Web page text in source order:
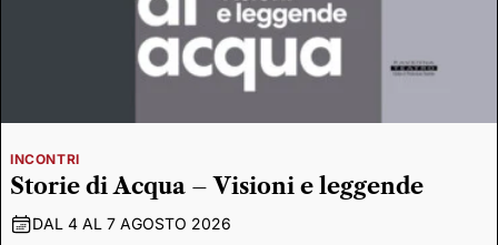
INCONTRI
Storie di Acqua – Visioni e leggende
DAL 4 AL 7 AGOSTO 2026